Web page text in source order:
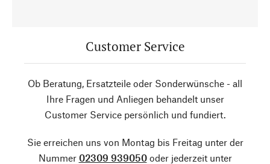
Customer Service
Ob Beratung, Ersatzteile oder Sonderwünsche - all
Ihre Fragen und Anliegen behandelt unser
Customer Service persönlich und fundiert.
Sie erreichen uns von Montag bis Freitag unter der
Nummer 02309 939050oder jederzeit unter